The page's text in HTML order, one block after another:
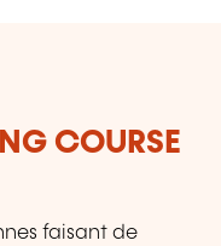
COURSE
faisant de